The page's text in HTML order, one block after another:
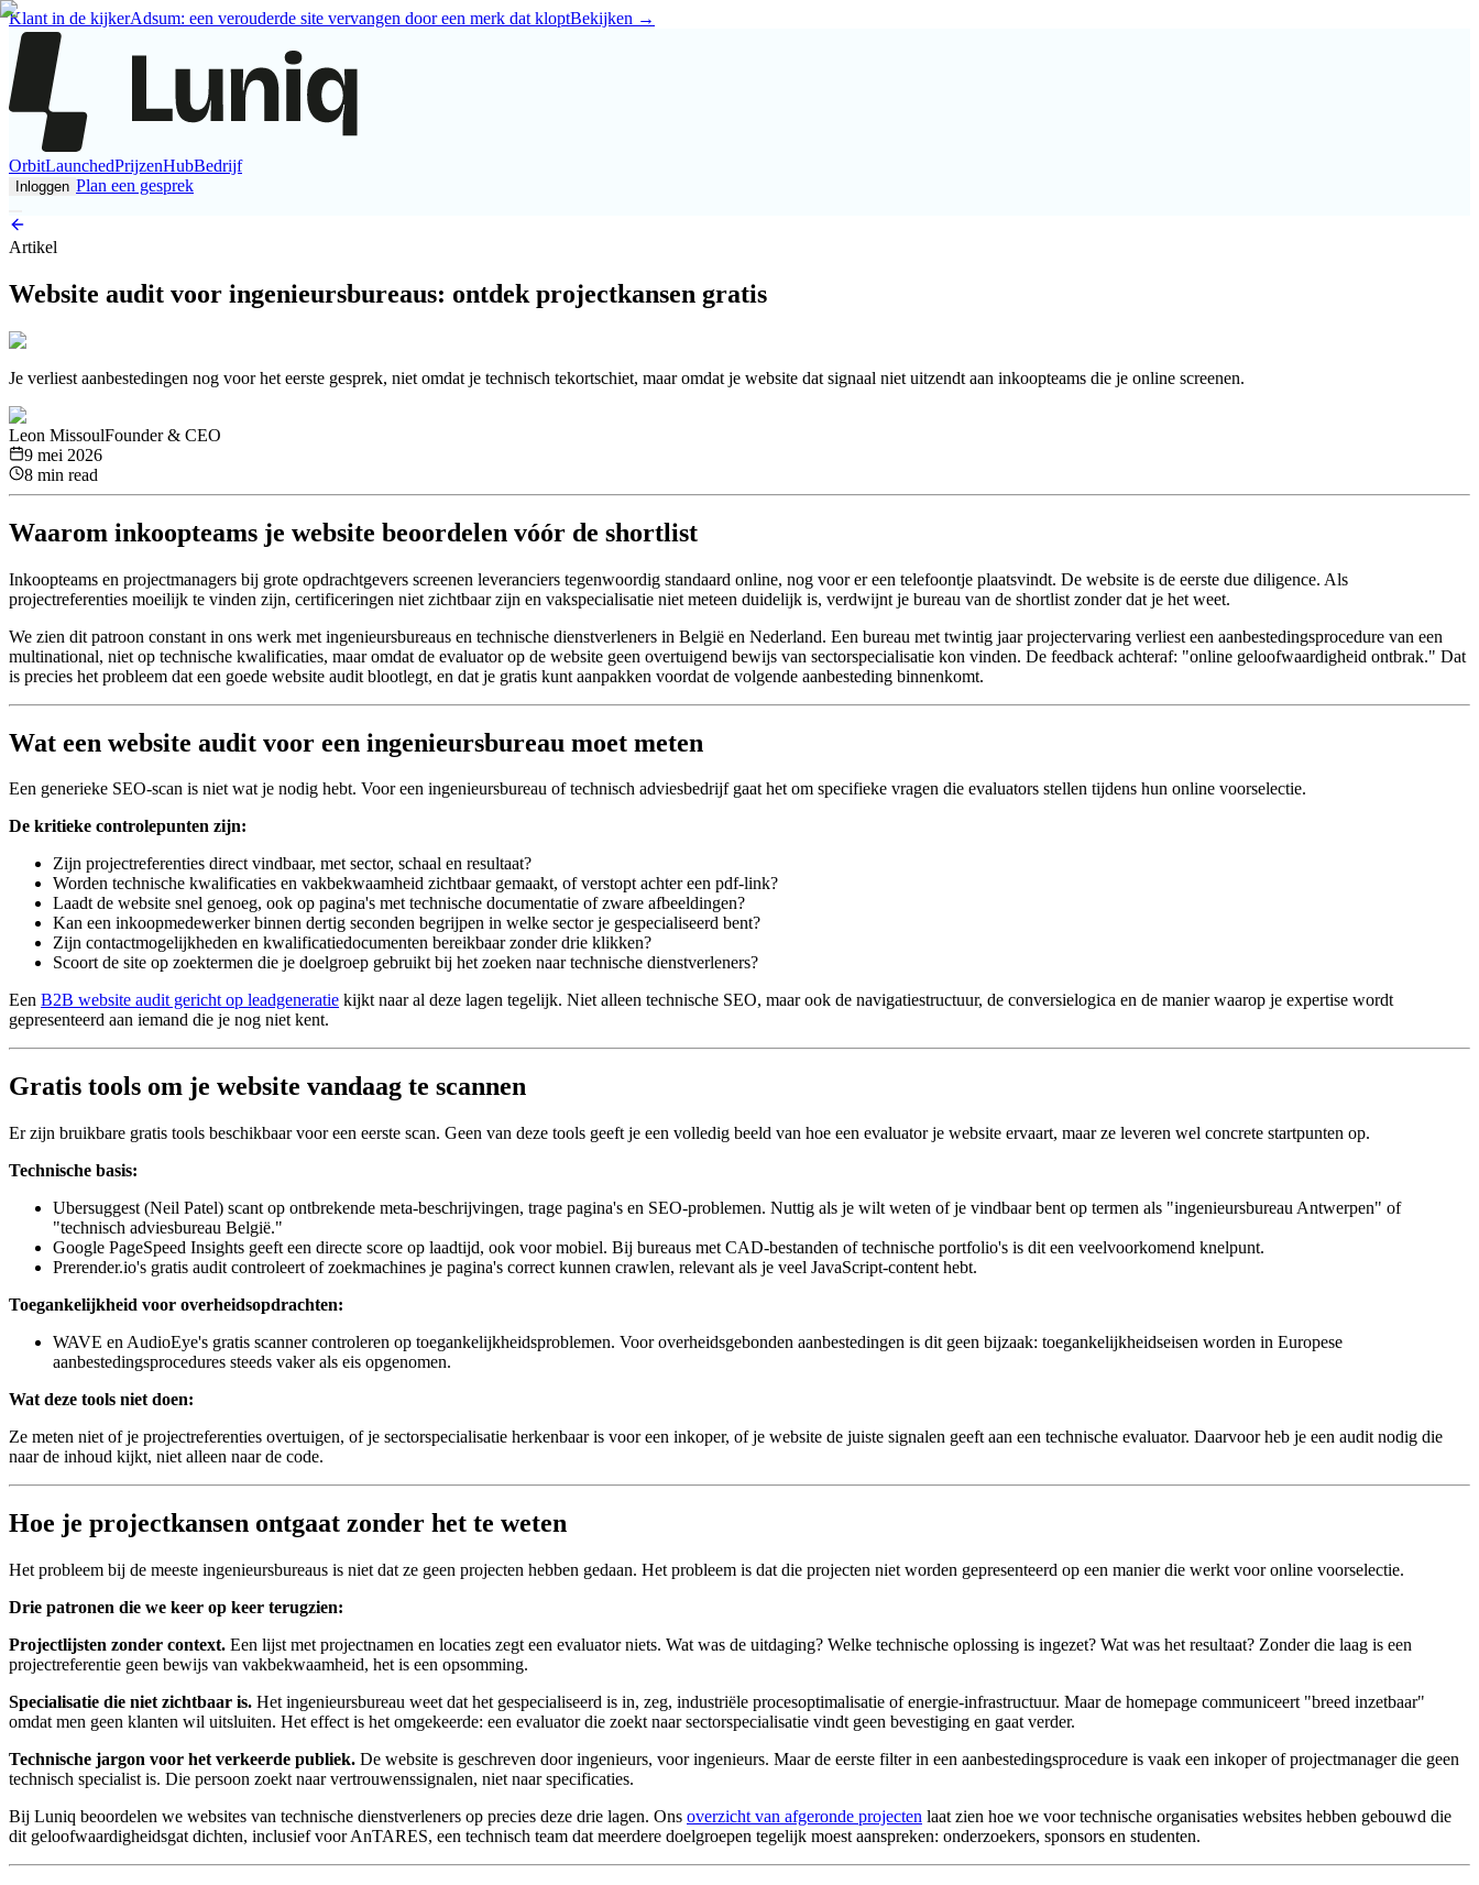
Klant in de kijkerAdsum: een verouderde site vervangen door een merk dat kloptBekijken →
OrbitLaunchedPrijzenHubBedrijf
Inloggen Plan een gesprek
Artikel
Website audit voor ingenieursbureaus: ontdek projectkansen gratis
Je verliest aanbestedingen nog voor het eerste gesprek, niet omdat je technisch tekortschiet, maar omdat je website dat signaal niet uitzendt aan inkoopteams die je online screenen.
Leon MissoulFounder & CEO
9 mei 2026
8 min read
Waarom inkoopteams je website beoordelen vóór de shortlist
Inkoopteams en projectmanagers bij grote opdrachtgevers screenen leveranciers tegenwoordig standaard online, nog voor er een telefoontje plaatsvindt. De website is de eerste due diligence. Als
projectreferenties moeilijk te vinden zijn, certificeringen niet zichtbaar zijn en vakspecialisatie niet meteen duidelijk is, verdwijnt je bureau van de shortlist zonder dat je het weet.
We zien dit patroon constant in ons werk met ingenieursbureaus en technische dienstverleners in België en Nederland. Een bureau met twintig jaar projectervaring verliest een aanbestedingsprocedure van een
multinational, niet op technische kwalificaties, maar omdat de evaluator op de website geen overtuigend bewijs van sectorspecialisatie kon vinden. De feedback achteraf: "online geloofwaardigheid ontbrak." Dat
is precies het probleem dat een goede website audit blootlegt, en dat je gratis kunt aanpakken voordat de volgende aanbesteding binnenkomt.
Wat een website audit voor een ingenieursbureau moet meten
Een generieke SEO-scan is niet wat je nodig hebt. Voor een ingenieursbureau of technisch adviesbedrijf gaat het om specifieke vragen die evaluators stellen tijdens hun online voorselectie.
De kritieke controlepunten zijn:
Zijn projectreferenties direct vindbaar, met sector, schaal en resultaat?
Worden technische kwalificaties en vakbekwaamheid zichtbaar gemaakt, of verstopt achter een pdf-link?
Laadt de website snel genoeg, ook op pagina's met technische documentatie of zware afbeeldingen?
Kan een inkoopmedewerker binnen dertig seconden begrijpen in welke sector je gespecialiseerd bent?
Zijn contactmogelijkheden en kwalificatiedocumenten bereikbaar zonder drie klikken?
Scoort de site op zoektermen die je doelgroep gebruikt bij het zoeken naar technische dienstverleners?
Een B2B website audit gericht op leadgeneratie kijkt naar al deze lagen tegelijk. Niet alleen technische SEO, maar ook de navigatiestructuur, de conversielogica en de manier waarop je expertise wordt
gepresenteerd aan iemand die je nog niet kent.
Gratis tools om je website vandaag te scannen
Er zijn bruikbare gratis tools beschikbaar voor een eerste scan. Geen van deze tools geeft je een volledig beeld van hoe een evaluator je website ervaart, maar ze leveren wel concrete startpunten op.
Technische basis:
Ubersuggest (Neil Patel) scant op ontbrekende meta-beschrijvingen, trage pagina's en SEO-problemen. Nuttig als je wilt weten of je vindbaar bent op termen als "ingenieursbureau Antwerpen" of
"technisch adviesbureau België."
Google PageSpeed Insights geeft een directe score op laadtijd, ook voor mobiel. Bij bureaus met CAD-bestanden of technische portfolio's is dit een veelvoorkomend knelpunt.
Prerender.io's gratis audit controleert of zoekmachines je pagina's correct kunnen crawlen, relevant als je veel JavaScript-content hebt.
Toegankelijkheid voor overheidsopdrachten:
WAVE en AudioEye's gratis scanner controleren op toegankelijkheidsproblemen. Voor overheidsgebonden aanbestedingen is dit geen bijzaak: toegankelijkheidseisen worden in Europese
aanbestedingsprocedures steeds vaker als eis opgenomen.
Wat deze tools niet doen:
Ze meten niet of je projectreferenties overtuigen, of je sectorspecialisatie herkenbaar is voor een inkoper, of je website de juiste signalen geeft aan een technische evaluator. Daarvoor heb je een audit nodig die
naar de inhoud kijkt, niet alleen naar de code.
Hoe je projectkansen ontgaat zonder het te weten
Het probleem bij de meeste ingenieursbureaus is niet dat ze geen projecten hebben gedaan. Het probleem is dat die projecten niet worden gepresenteerd op een manier die werkt voor online voorselectie.
Drie patronen die we keer op keer terugzien:
Projectlijsten zonder context. Een lijst met projectnamen en locaties zegt een evaluator niets. Wat was de uitdaging? Welke technische oplossing is ingezet? Wat was het resultaat? Zonder die laag is een
projectreferentie geen bewijs van vakbekwaamheid, het is een opsomming.
Specialisatie die niet zichtbaar is. Het ingenieursbureau weet dat het gespecialiseerd is in, zeg, industriële procesoptimalisatie of energie-infrastructuur. Maar de homepage communiceert "breed inzetbaar"
omdat men geen klanten wil uitsluiten. Het effect is het omgekeerde: een evaluator die zoekt naar sectorspecialisatie vindt geen bevestiging en gaat verder.
Technische jargon voor het verkeerde publiek. De website is geschreven door ingenieurs, voor ingenieurs. Maar de eerste filter in een aanbestedingsprocedure is vaak een inkoper of projectmanager die geen
technisch specialist is. Die persoon zoekt naar vertrouwenssignalen, niet naar specificaties.
Bij Luniq beoordelen we websites van technische dienstverleners op precies deze drie lagen. Ons overzicht van afgeronde projecten laat zien hoe we voor technische organisaties websites hebben gebouwd die
dit geloofwaardigheidsgat dichten, inclusief voor AnTARES, een technisch team dat meerdere doelgroepen tegelijk moest aanspreken: onderzoekers, sponsors en studenten.